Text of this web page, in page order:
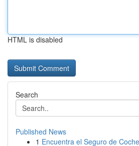
HTML is disabled
Search
Published News
1 Encuentra el Seguro de